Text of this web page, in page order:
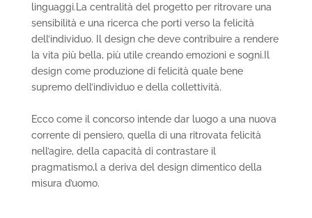
linguaggi.La centralità del progetto per ritrovare una
sensibilità e una ricerca che porti verso la felicità
dell’individuo. Il design che deve contribuire a rendere
la vita più bella, più utile creando emozioni e sogni.Il
design come produzione di felicità quale bene
supremo dell’individuo e della collettività.
Ecco come il concorso intende dar luogo a una nuova
corrente di pensiero, quella di una ritrovata felicità
nell’agire, della capacità di contrastare il
pragmatismo,l a deriva del design dimentico della
misura d’uomo.